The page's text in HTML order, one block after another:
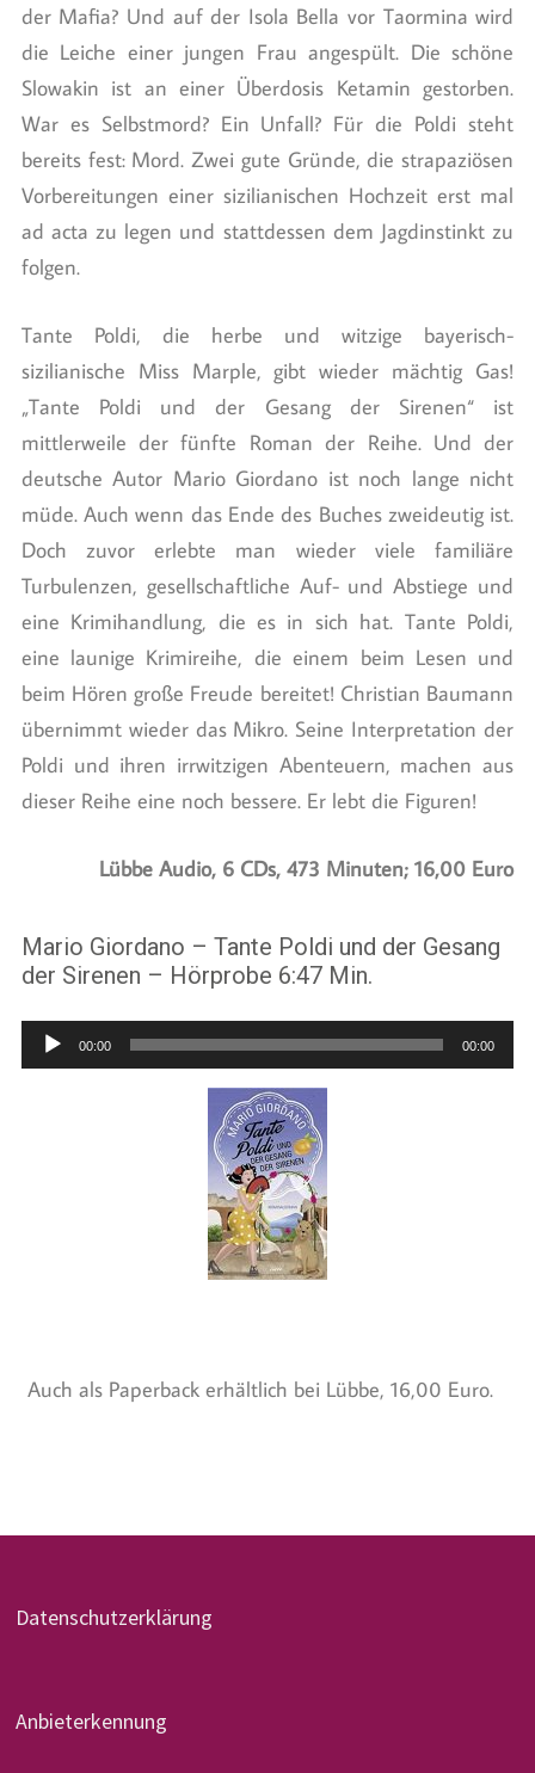
der Mafia? Und auf der Isola Bella vor Taormina wird
die Leiche einer jungen Frau angespült. Die schöne
Slowakin ist an einer Überdosis Ketamin gestorben.
War es Selbstmord? Ein Unfall? Für die Poldi steht
bereits fest: Mord. Zwei gute Gründe, die strapaziösen
Vorbereitungen einer sizilianischen Hochzeit erst mal
ad acta zu legen und stattdessen dem Jagdinstinkt zu
folgen.
Tante Poldi, die herbe und witzige bayerisch-
sizilianische Miss Marple, gibt wieder mächtig Gas!
„Tante Poldi und der Gesang der Sirenen“ ist
mittlerweile der fünfte Roman der Reihe. Und der
deutsche Autor Mario Giordano ist noch lange nicht
müde. Auch wenn das Ende des Buches zweideutig ist.
Doch zuvor erlebte man wieder viele familiäre
Turbulenzen, gesellschaftliche Auf- und Abstiege und
eine Krimihandlung, die es in sich hat. Tante Poldi,
eine launige Krimireihe, die einem beim Lesen und
beim Hören große Freude bereitet! Christian Baumann
übernimmt wieder das Mikro. Seine Interpretation der
Poldi und ihren irrwitzigen Abenteuern, machen aus
dieser Reihe eine noch bessere. Er lebt die Figuren!
Lübbe Audio, 6 CDs, 473 Minuten; 16,00 Euro
Mario Giordano – Tante Poldi und der Gesang
der Sirenen – Hörprobe 6:47 Min.
Audio-
Player
00:00 00:00
Auch als Paperback erhältlich bei Lübbe, 16,00 Euro.
Datenschutzerklärung
Anbieterkennung